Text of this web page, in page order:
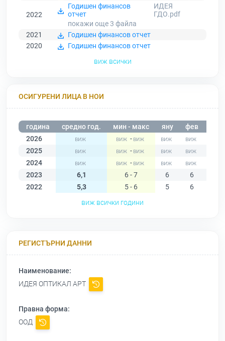
2022
Годишен финансов
отчет
ИДЕЯ
ГДО.pdf
покажи още 3 файла
2021
Годишен финансов отчет
2020
Годишен финансов отчет
виж всички
ОСИГУРЕНИ ЛИЦА В НОИ
година средно год. мин - макс яну фев
2026
-
2025
-
2024
-
2023
6,1 6 - 7 6 6
2022
5,3 5 - 6 5 6
виж всички години
РЕГИСТЪРНИ ДАННИ
Наименование:
ИДЕЯ ОПТИКАЛ АРТ
Правна форма:
ООД